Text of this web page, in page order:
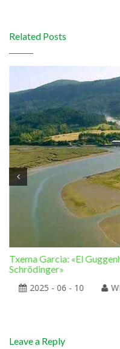
Related Posts
Txema Garcia: «El
Schrödinger»
2025 - 06 - 10
Leave a Reply